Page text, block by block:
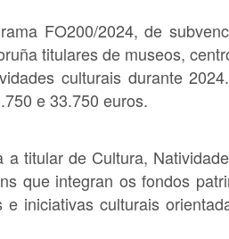
FO200/2024, de
titulares de museos,
culturais durante
e 33.750 euros.
titular de Cultura,
que integran os fondos
iniciativas culturais